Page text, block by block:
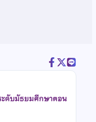
ะดับมัธยมศึกษาตอน